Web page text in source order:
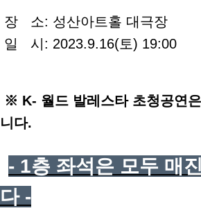
장 소: 성산아트홀 대극장
일 시: 2023.9.16(토) 19:00
※ K- 월드 발레스타 초청공연
니다.
- 1층 좌석은 모두 매
다 -